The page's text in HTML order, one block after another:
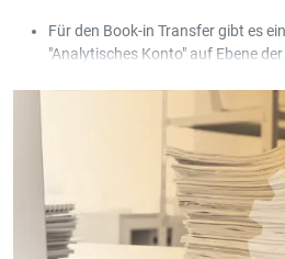
Für den Book-in Transfer gibt es
"Analytisches Konto" auf Ebene
Kassenjournals analytisch zu
Im Trade-in Transfer kann man
Gültigkeitsdatum einer
Lieferschein Dokument
diese Werte auf Ausdrucken zu
zu filtern.